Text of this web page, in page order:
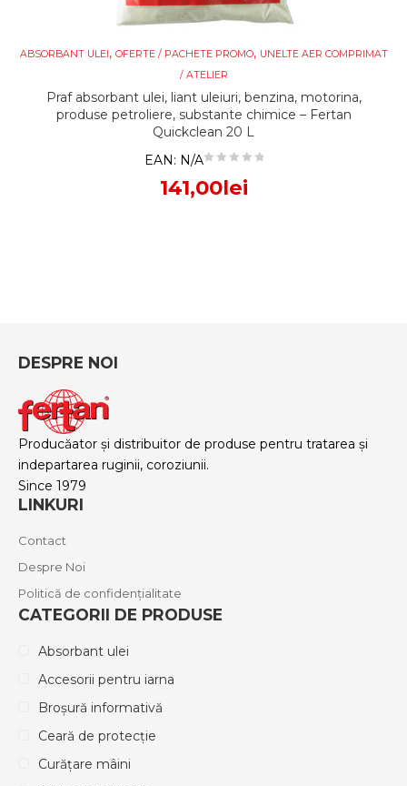
ABSORBANT ULEI, OFERTE / PACHETE PROMO, UNELTE AER COMPRIMAT
/ ATELIER
Praf absorbant ulei, liant uleiuri, benzina, motorina,
produse petroliere, substante chimice – Fertan
Quickclean 20 L
EAN: N/A
141,00lei
DESPRE NOI
Producăator și distribuitor de produse pentru tratarea și
indepartarea ruginii, coroziunii.
Since 1979
LINKURI
Contact
Despre Noi
Politică de confidențialitate
CATEGORII DE PRODUSE
Absorbant ulei
Accesorii pentru iarna
Broșură informativă
Ceară de protecție
Curățare mâini